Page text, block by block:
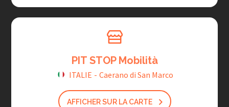
PIT STOP Mobilità
ITALIE - Caerano di San Marco
AFFICHER SUR LA CARTE